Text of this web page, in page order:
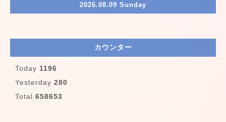
2026.08.09 Sunday
カウンター
Today 1196
Yesterday 280
Total 658653